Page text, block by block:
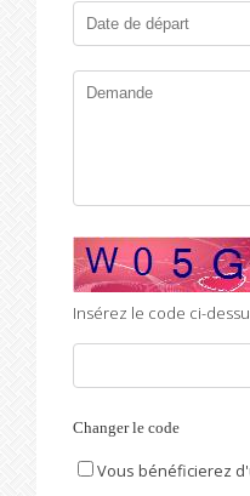
Insérez le code ci-
Changer le code
Vous bénéficierez